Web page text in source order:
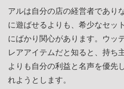
アルは自分の店の経営者であり
に遊ばせるよりも、希少なセッ
にばかり関心があります。ウッ
レアアイテムだと知ると、持ち
よりも自分の利益と名声を優先
れようとします。